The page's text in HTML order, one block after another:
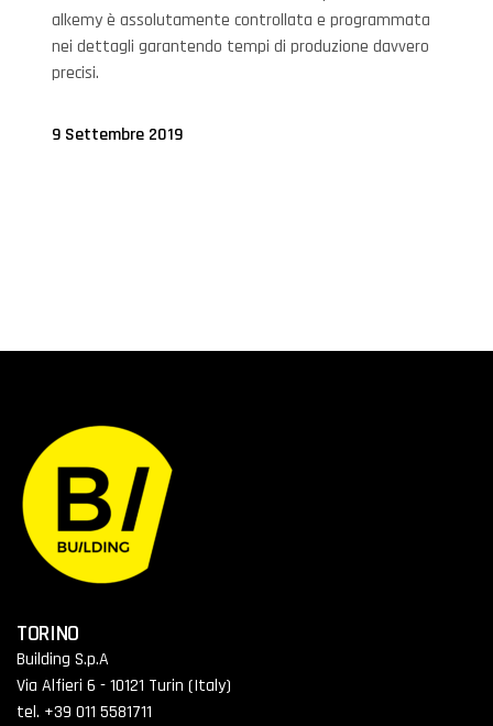
alkemy è assolutamente controllata e programmata
nei dettagli garantendo tempi di produzione davvero
precisi.
9 Settembre 2019
TORINO
Building S.p.A
Via Alfieri 6 - 10121 Turin (Italy)
tel. +39 011 5581711